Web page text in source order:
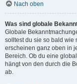
Nach oben
Was sind globale
Globale
solltest du sie so bald wie
erscheinen ganz oben in
Bereich. Ob du eine
hängt von den durch die
ab.